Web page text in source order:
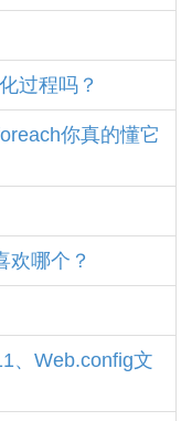
过程吗？
你真的懂它
欢哪个？
、Web.config文